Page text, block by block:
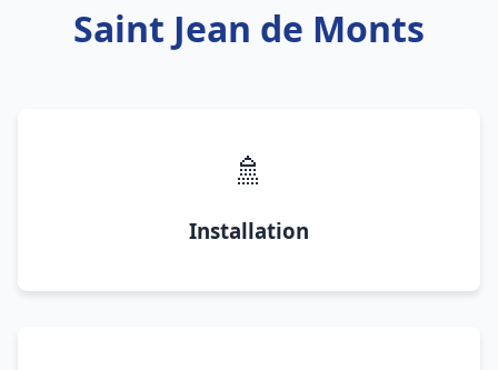
Saint Jean de Monts
🚿
Installation